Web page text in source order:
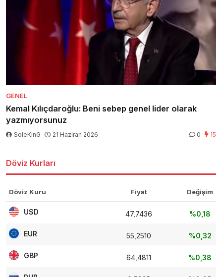
GENEL
Kemal Kılıçdaroğlu: Beni sebep genel lider olarak
yazmıyorsunuz
SoleKinG 21 Haziran 2026 0 15
Döviz Kurları
Döviz Kuru Fiyat Değişim
USD 47,7436 %0,18
EUR 55,2510 %0,32
GBP 64,4811 %0,38